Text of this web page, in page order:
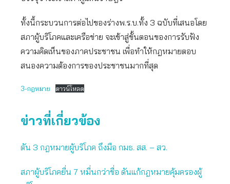
ทั้งนี้กระบวนการต่อไปของร่างพ.ร.บ.ทั้ง 3 ฉบับที่เสนอโดย
สภาผู้บริโภคและเครือข่าย จะเข้าสู่ขั้นตอนของการรับฟัง
ความคิดเห็นของภาคประชาชน เพื่อทำให้กฎหมายตอบ
สนองความต้องการของประชาชนมากที่สุด
3-กฎหมาย ดาวน์โหลด
ข่าวที่เกี่ยวข้อง
ดัน 3 กฎหมายผู้บริโภค ถึงมือ กมธ. สส. – สว.
สภาผู้บริโภคยื่น 7 หมื่นกว่าชื่อ ดันแก้กฎหมายคุ้มครองผู้